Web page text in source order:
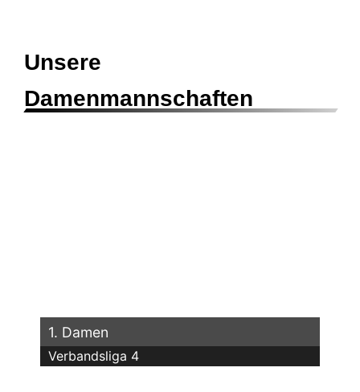
Unsere
Damenmannschaften
1. Damen
Verbandsliga 4